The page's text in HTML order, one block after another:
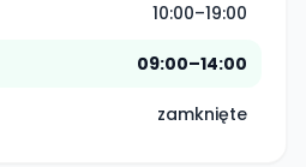
10:00–19:00
09:00–14:00
zamknięte